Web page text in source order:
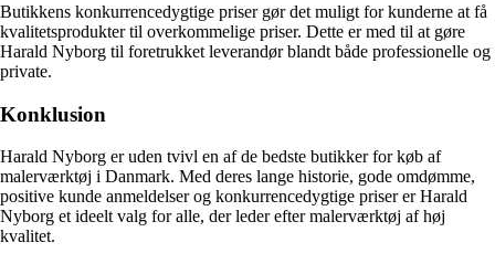
Butikkens konkurrencedygtige priser gør det muligt for kunderne at få
kvalitetsprodukter til overkommelige priser. Dette er med til at gøre
Harald Nyborg til foretrukket leverandør blandt både professionelle og
private.
Konklusion
Harald Nyborg er uden tvivl en af de bedste butikker for køb af
malerværktøj i Danmark. Med deres lange historie, gode omdømme,
positive kunde anmeldelser og konkurrencedygtige priser er Harald
Nyborg et ideelt valg for alle, der leder efter malerværktøj af høj
kvalitet.